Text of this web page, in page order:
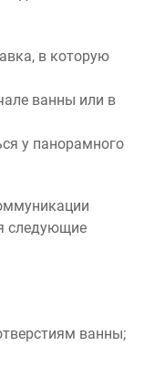
в которую
ванны или в
у панорамного
следующие
ванны;